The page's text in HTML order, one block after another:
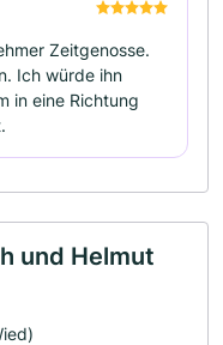
Zeitgenosse.
Ich würde ihn
in eine Richtung
und Helmut